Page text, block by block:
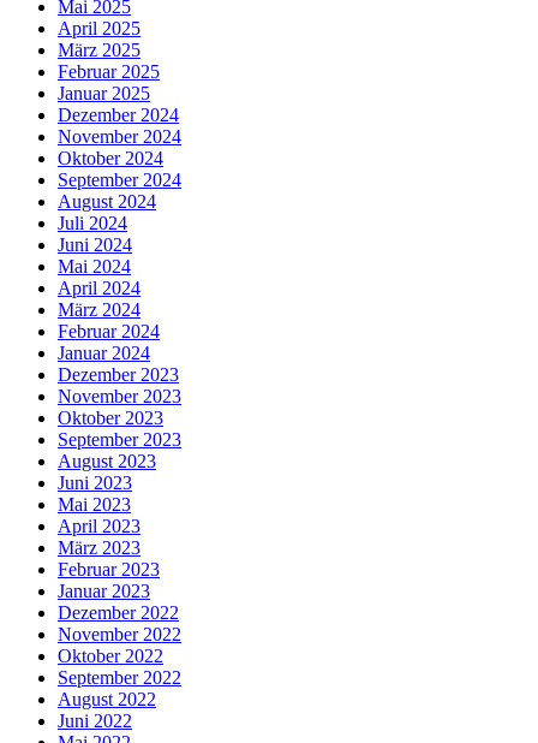
Mai 2025
April 2025
März 2025
Februar 2025
Januar 2025
Dezember 2024
November 2024
Oktober 2024
September 2024
August 2024
Juli 2024
Juni 2024
Mai 2024
April 2024
März 2024
Februar 2024
Januar 2024
Dezember 2023
November 2023
Oktober 2023
September 2023
August 2023
Juni 2023
Mai 2023
April 2023
März 2023
Februar 2023
Januar 2023
Dezember 2022
November 2022
Oktober 2022
September 2022
August 2022
Juni 2022